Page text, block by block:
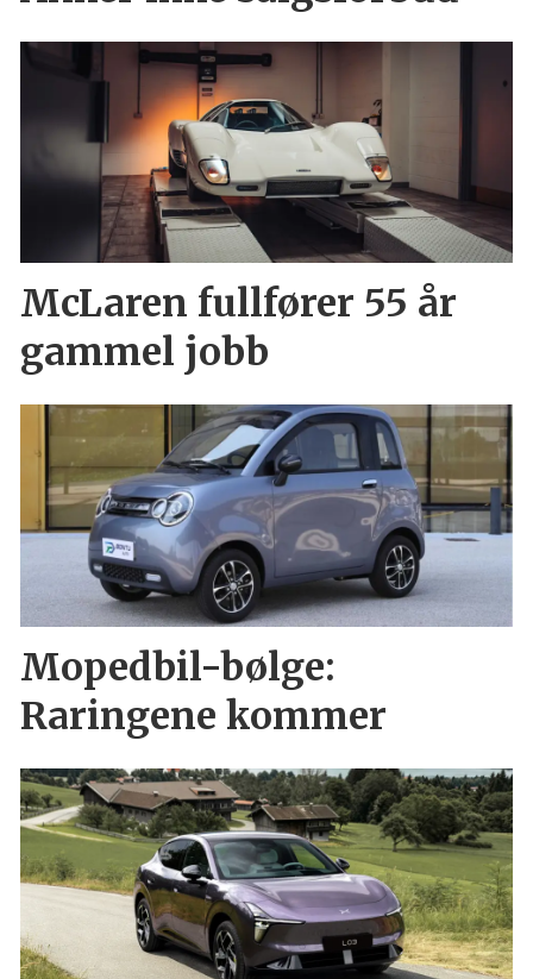
McLaren fullfører 55 år
gammel jobb
Mopedbil-bølge:
Raringene kommer